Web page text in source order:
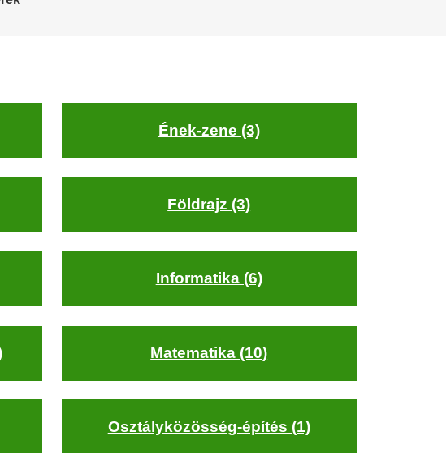
Ének-zene (3)
Földrajz (3)
Informatika (6)
Matematika (10)
Osztályközösség-építés (1)